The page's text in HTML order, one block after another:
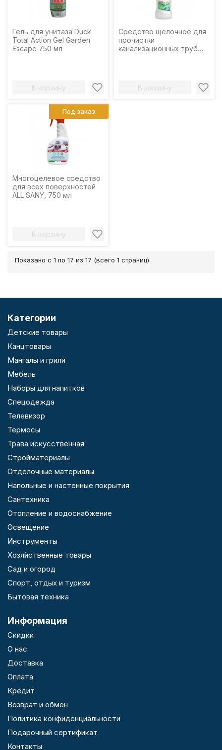
Гель для унитаза Duck
Total Action Gel Garden
Escape 750 мл
В корзину
Средство щелочное для
прочистки
канализационных труб
В корзину
Многоцелевое средство
для всех поверхностей
ALL SANY, 750 мл
В корзину
Под заказ
Показано с 1 по 17 из 17 (всего 1 страниц)
Категории
Детские товары
Канцтовары
Мангалы и грили
Мебель
Наборы для напитков
Спецодежда
Телевизор
Термосы
Трава искусственная
Стройматериалы
Отделочные материалы
Напольные и настенные покрытия
Сантехника
Отопление и водоснабжение
Освещение
Инструменты
Хозяйственные товары
Сад и огород
Спорт, отдых и туризм
Бытовая техника
Информация
Скидки
О нас
Доставка
Оплата
Кредит
Возврат и обмен
Политика конфиденциальности
Подарочный сертификат
Контакты